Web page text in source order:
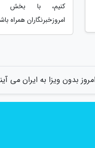
کنیم، با بخش
امروزخبرنگاران همراه
بدون ویزا به ایران می